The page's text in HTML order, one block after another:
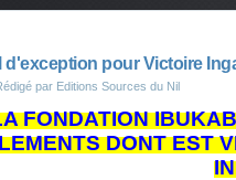
d'exception pour Victoire
par Editions Sources du Nil
FONDATION
DONT EST